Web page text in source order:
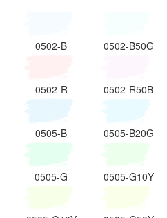
0502-B 0502-B50G
0502-R 0502-R50B
0505-B 0505-B20G
0505-G 0505-G10Y